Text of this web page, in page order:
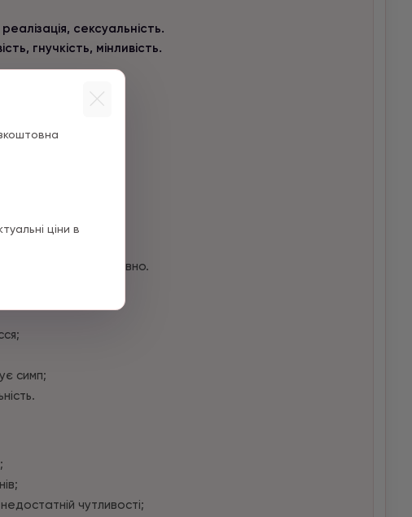
ціни в
сексуальність.
гнучкість, мінливість.
чи інтуїтивно.
симп;
чутливості;